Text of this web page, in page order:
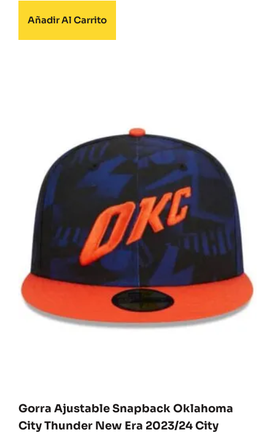
Añadir Al Carrito
Gorra Ajustable Snapback Oklahoma
City Thunder New Era 2023/24 City